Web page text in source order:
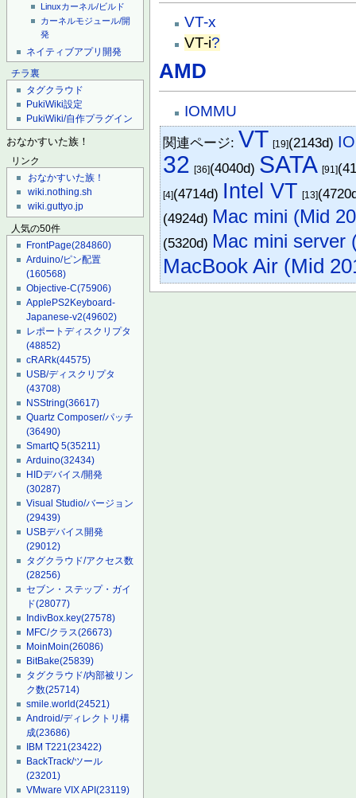
Linuxカーネル/ビルド
カーネルモジュール/開
発
ネイティブアプリ開発
チラ裏
タグクラウド
PukiWiki設定
PukiWiki/自作プラグイン
おなかすいた族！
リンク
おなかすいた族！
wiki.nothing.sh
wiki.guttyo.jp
人気の50件
FrontPage(284860)
Arduino/ピン配置
(160568)
Objective-C(75906)
ApplePS2Keyboard-
Japanese-v2(49602)
レポートディスクリプタ
(48852)
cRARk(44575)
USB/ディスクリプタ
(43708)
NSString(36617)
Quartz Composer/パッチ
(36490)
SmartQ 5(35211)
Arduino(32434)
HIDデバイス/開発
(30287)
Visual Studio/バージョン
(29439)
USBデバイス開発
(29012)
タグクラウド/アクセス数
(28256)
セブン・ステップ・ガイ
ド(28077)
IndivBox.key(27578)
MFC/クラス(26673)
MoinMoin(26086)
BitBake(25839)
タグクラウド/内部被リン
ク数(25714)
smile.world(24521)
Android/ディレクトリ構
成(23686)
IBM T221(23422)
BackTrack/ツール
(23201)
VMware VIX API(23119)
VT-x
VT-i?
AMD
IOMMU
関連ページ: VT [19](2143d)
32 [36](4040d) SATA [91]
[4](4714d) Intel VT [13]
(4924d) Mac mini (Mid
(5320d) Mac mini server
MacBook Air (Mid